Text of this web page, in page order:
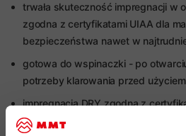
trwała skuteczność impregnacji w
zgodna z certyfikatami UIAA dla
bezpieczeństwa nawet w
gotowa do wspinaczki - po
potrzeby klarowania przed użyciem
impregnacja DRY zgodna z
2% wody w testach